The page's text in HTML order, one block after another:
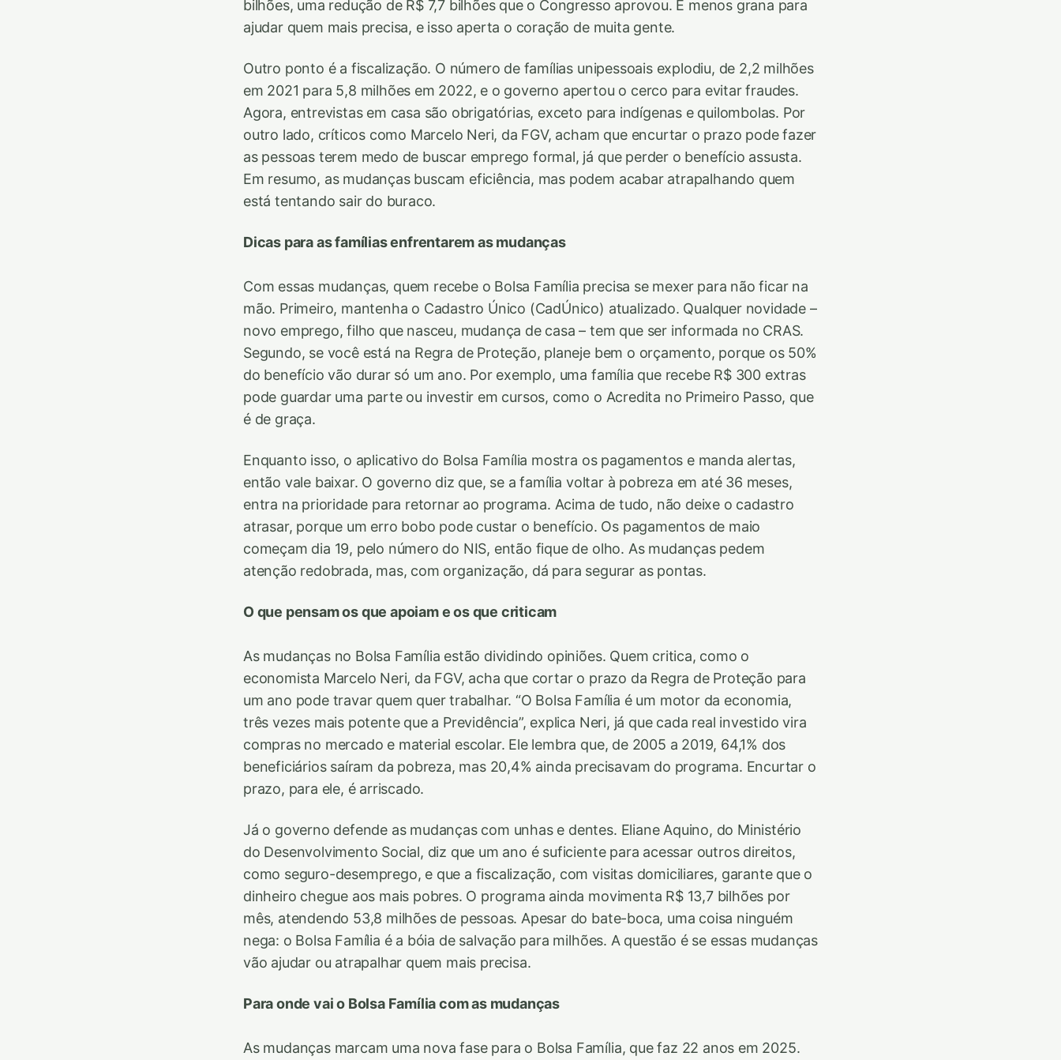
bilhões, uma redução de R$ 7,7 bilhões que o Congresso aprovou. É menos grana para
ajudar quem mais precisa, e isso aperta o coração de muita gente.
Outro ponto é a fiscalização. O número de famílias unipessoais explodiu, de 2,2 milhões
em 2021 para 5,8 milhões em 2022, e o governo apertou o cerco para evitar fraudes.
Agora, entrevistas em casa são obrigatórias, exceto para indígenas e quilombolas. Por
outro lado, críticos como Marcelo Neri, da FGV, acham que encurtar o prazo pode fazer
as pessoas terem medo de buscar emprego formal, já que perder o benefício assusta.
Em resumo, as mudanças buscam eficiência, mas podem acabar atrapalhando quem
está tentando sair do buraco.
Dicas para as famílias enfrentarem as mudanças
Com essas mudanças, quem recebe o Bolsa Família precisa se mexer para não ficar na
mão. Primeiro, mantenha o Cadastro Único (CadÚnico) atualizado. Qualquer novidade –
novo emprego, filho que nasceu, mudança de casa – tem que ser informada no CRAS.
Segundo, se você está na Regra de Proteção, planeje bem o orçamento, porque os 50%
do benefício vão durar só um ano. Por exemplo, uma família que recebe R$ 300 extras
pode guardar uma parte ou investir em cursos, como o Acredita no Primeiro Passo, que
é de graça.
Enquanto isso, o aplicativo do Bolsa Família mostra os pagamentos e manda alertas,
então vale baixar. O governo diz que, se a família voltar à pobreza em até 36 meses,
entra na prioridade para retornar ao programa. Acima de tudo, não deixe o cadastro
atrasar, porque um erro bobo pode custar o benefício. Os pagamentos de maio
começam dia 19, pelo número do NIS, então fique de olho. As mudanças pedem
atenção redobrada, mas, com organização, dá para segurar as pontas.
O que pensam os que apoiam e os que criticam
As mudanças no Bolsa Família estão dividindo opiniões. Quem critica, como o
economista Marcelo Neri, da FGV, acha que cortar o prazo da Regra de Proteção para
um ano pode travar quem quer trabalhar. “O Bolsa Família é um motor da economia,
três vezes mais potente que a Previdência”, explica Neri, já que cada real investido vira
compras no mercado e material escolar. Ele lembra que, de 2005 a 2019, 64,1% dos
beneficiários saíram da pobreza, mas 20,4% ainda precisavam do programa. Encurtar o
prazo, para ele, é arriscado.
Já o governo defende as mudanças com unhas e dentes. Eliane Aquino, do Ministério
do Desenvolvimento Social, diz que um ano é suficiente para acessar outros direitos,
como seguro-desemprego, e que a fiscalização, com visitas domiciliares, garante que o
dinheiro chegue aos mais pobres. O programa ainda movimenta R$ 13,7 bilhões por
mês, atendendo 53,8 milhões de pessoas. Apesar do bate-boca, uma coisa ninguém
nega: o Bolsa Família é a bóia de salvação para milhões. A questão é se essas mudanças
vão ajudar ou atrapalhar quem mais precisa.
Para onde vai o Bolsa Família com as mudanças
As mudanças marcam uma nova fase para o Bolsa Família, que faz 22 anos em 2025.